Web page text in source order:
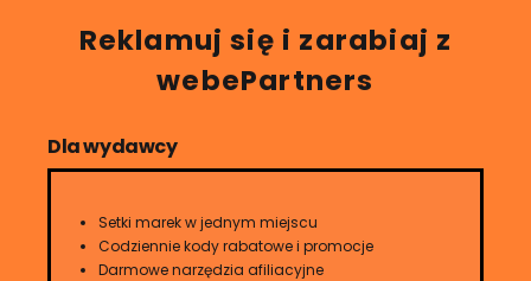
Reklamuj się i zarabiaj z
webePartners
Dla wydawcy
Setki marek w jednym miejscu
Codziennie kody rabatowe i promocje
Darmowe narzędzia afiliacyjne